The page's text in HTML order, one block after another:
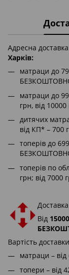
Адресна доставка
Харків:
матраци до
матраци до
грн, від
дитячих
від КП* – 700
топерів до
топерів по
грн; від
Від
Вартість
матраци – від
топери – від